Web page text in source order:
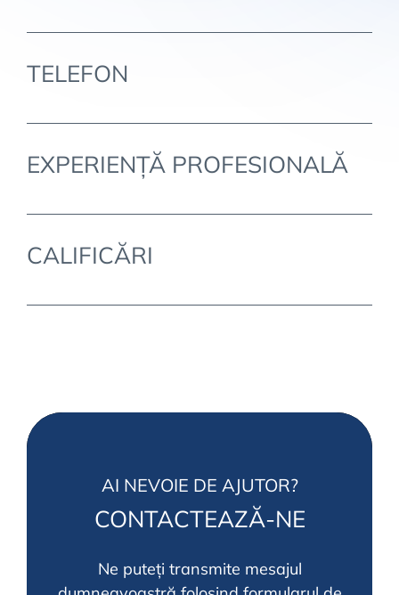
TELEFON
EXPERIENȚĂ PROFESIONALĂ
CALIFICĂRI
AI NEVOIE DE AJUTOR?
CONTACTEAZĂ-NE
Ne puteți transmite mesajul